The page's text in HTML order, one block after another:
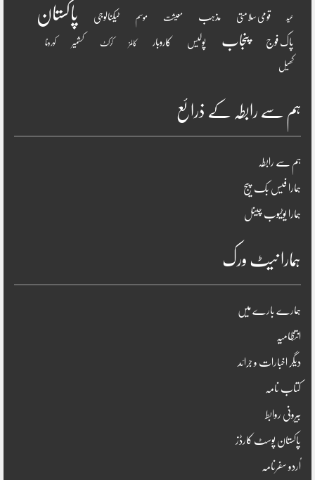
عید قومی سلامتی مذہب معیشت موسم ٹیکنالوجی پاکستان
پاک فوج پنجاب پولیس کاروبار کالمز کرکٹ کشمیر کورونا
کھیل
ہم سے رابطہ کے ذرائع
ہم سے رابطہ
ہمارا فیس بک پیج
ہمارا یوٹیوب چینل
ہمارا نیٹ ورک
ہمارے بارے میں
انتظامیہ
دیگر اخبارات و جرائد
کتاب نامہ
بیرونی روابط
پاکستان پوسٹ کارڈز
اُردو سفرنامہ